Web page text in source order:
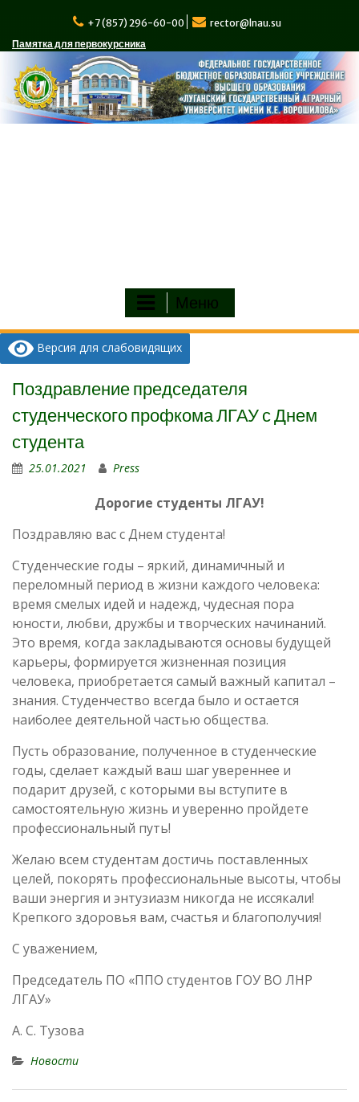
содержимому
+7 (857) 296-60-00
rector@lnau.su
Памятка для первокурсника
Меню
Версия для слабовидящих
Поздравление председателя
студенческого профкома ЛГАУ с Днем
студента
25.01.2021 Press
Дорогие студенты ЛГАУ!
Поздравляю вас с Днем студента!
Студенческие годы – яркий, динамичный и
переломный период в жизни каждого человека:
время смелых идей и надежд, чудесная пора
юности, любви, дружбы и творческих начинаний.
Это время, когда закладываются основы будущей
карьеры, формируется жизненная позиция
человека, приобретается самый важный капитал –
знания. Студенчество всегда было и остается
наиболее деятельной частью общества.
Пусть образование, полученное в студенческие
годы, сделает каждый ваш шаг увереннее и
подарит друзей, с которыми вы вступите в
самостоятельную жизнь и уверенно пройдете
профессиональный путь!
Желаю всем студентам достичь поставленных
целей, покорять профессиональные высоты, чтобы
ваши энергия и энтузиазм никогда не иссякали!
Крепкого здоровья вам, счастья и благополучия!
С уважением,
Председатель ПО «ППО студентов ГОУ ВО ЛНР
ЛГАУ»
А. С. Тузова
Новости